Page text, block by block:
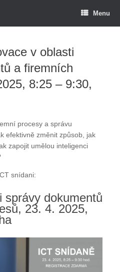
Menu
v oblasti
a firemních
8:25 – 9:30,
procesy a správu
efektivně změnit způsob, jak
zapojit umělou inteligenci
snídani:
správy dokumentů
23. 4. 2025,